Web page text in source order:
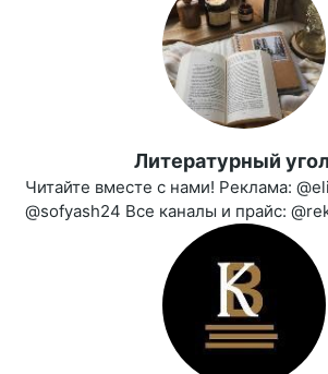
Литературный
Читайте вместе с нами! Реклама:
@sofyash24 Все каналы и прайс: